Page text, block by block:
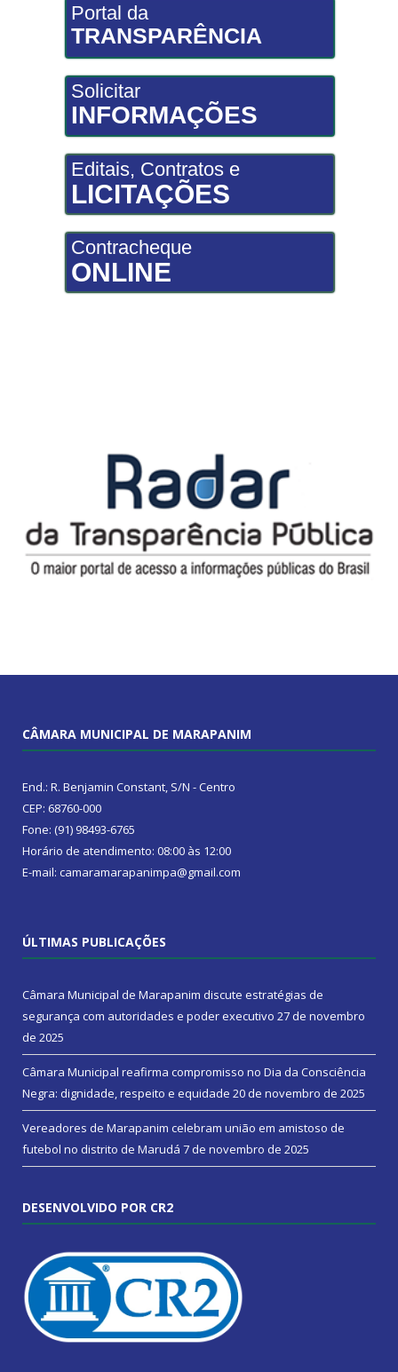
Portal da
TRANSPARÊNCIA
Solicitar
INFORMAÇÕES
Editais, Contratos e
LICITAÇÕES
Contracheque
ONLINE
CÂMARA MUNICIPAL DE MARAPANIM
End.: R. Benjamin Constant, S/N - Centro
CEP: 68760-000
Fone: (91) 98493-6765
Horário de atendimento: 08:00 às 12:00
E-mail: camaramarapanimpa@gmail.com
ÚLTIMAS PUBLICAÇÕES
Câmara Municipal de Marapanim discute estratégias de
segurança com autoridades e poder executivo 27 de novembro
de 2025
Câmara Municipal reafirma compromisso no Dia da Consciência
Negra: dignidade, respeito e equidade 20 de novembro de 2025
Vereadores de Marapanim celebram união em amistoso de
futebol no distrito de Marudá 7 de novembro de 2025
DESENVOLVIDO POR CR2